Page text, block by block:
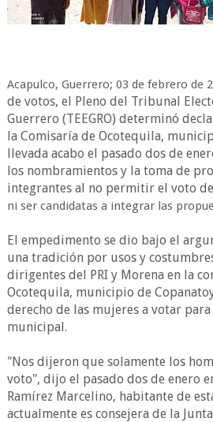
Acapulco, Guerrero; 03 de febrero de
de votos, el Pleno del Tribunal
Guerrero (TEEGRO) determinó
la Comisaría de Ocotequila,
llevada acabo el pasado dos de
los nombramientos y la toma de
integrantes al no permitir el voto
ni ser candidatas a integrar las
El empedimento se dio bajo el
una tradición por usos y
dirigentes del PRI y Morena en la
Ocotequila, municipio de
derecho de las mujeres a votar
municipal.
"Nos dijeron que solamente los
voto", dijo el pasado dos de enero
Ramírez Marcelino, habitante de
actualmente es consejera de la